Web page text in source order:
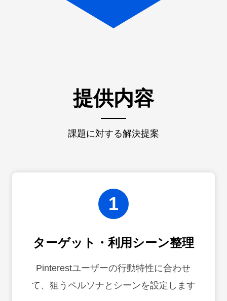
提供内容
課題に対する解決提案
1
ターゲット・利用シーン整理
Pinterestユーザーの行動特性に合わせ
て、狙うペルソナとシーンを設定します